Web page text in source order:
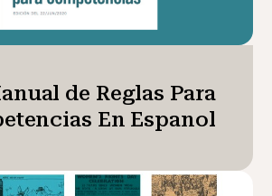
de Reglas Para
En Espanol